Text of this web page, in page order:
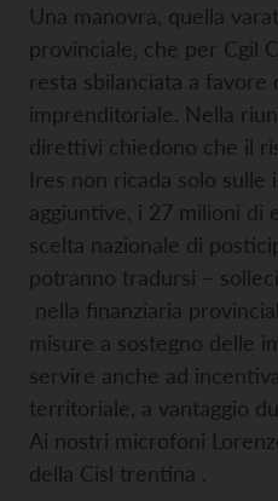
Una manovra, quella
provinciale, che per Cgil
resta sbilanciata a favore
imprenditoriale. Nella
direttivi chiedono che il
Ires non ricada solo sulle
aggiuntive, i 27 milioni di
scelta nazionale di
potranno tradursi –
nella finanziaria
misure a sostegno delle
servire anche ad
territoriale, a vantaggio
Ai nostri microfoni
della Cisl trentina .